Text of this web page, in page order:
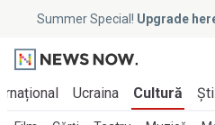
Summer Special! Upgrade
Ucraina Cultură